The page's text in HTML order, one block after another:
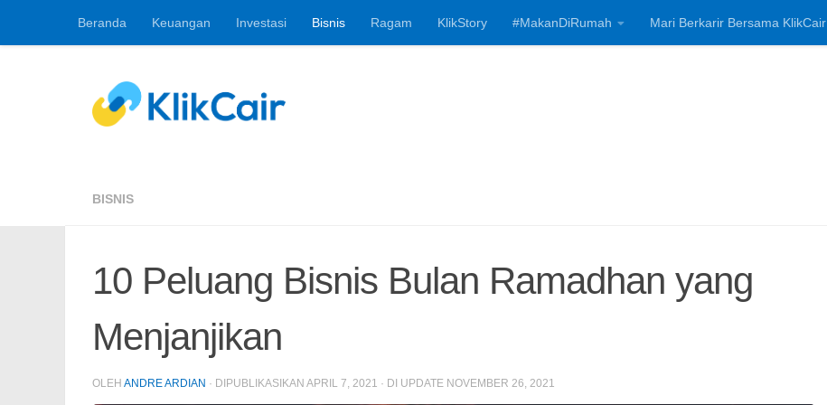
Skip to content
Beranda Keuangan Investasi Bisnis Ragam KlikStory #MakanDiRumah Mari Berkarir Bersama KlikCair
BISNIS
10 Peluang Bisnis Bulan Ramadhan yang
Menjanjikan
OLEH ANDRE ARDIAN · DIPUBLIKASIKAN APRIL 7, 2021 · DI UPDATE NOVEMBER 26, 2021